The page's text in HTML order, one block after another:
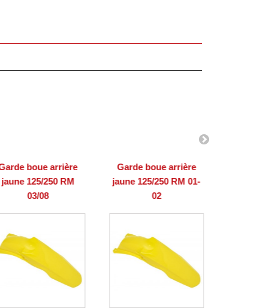
boue arrière
jaune 125/250 RM
03/08
Garde boue arrière
jaune 125/250 RM 01-
02